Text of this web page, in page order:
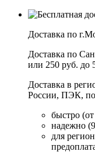
Доставка по
Доставка по
или 250 руб. до
Доставка в
России, ПЭК,
быстро
надежно
для